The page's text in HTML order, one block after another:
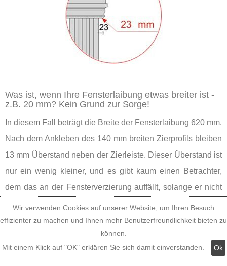
Was ist, wenn Ihre Fensterlaibung etwas breiter ist -
z.B. 20 mm? Kein Grund zur Sorge!
In diesem Fall beträgt die Breite der Fensterlaibung 620 mm.
Nach dem Ankleben des 140 mm breiten Zierprofils bleiben
13 mm Überstand neben der Zierleiste. Dieser Überstand ist
nur ein wenig kleiner, und es gibt kaum einen Betrachter,
dem das an der Fensterverzierung auffällt, solange er nicht
mit der Nase daraufgestoßen wird. Also können Sie guten
Gewissens das Tympanon aus der Leibungsbreite-
Maßkategorie 570-620 mm nehmen.
Wir verwenden Cookies auf unserer Website, um Ihren Besuch
effizienter zu machen und Ihnen mehr Benutzerfreundlichkeit bieten zu
können.
Mit einem Klick auf "OK" erklären Sie sich damit einverstanden.
Ok